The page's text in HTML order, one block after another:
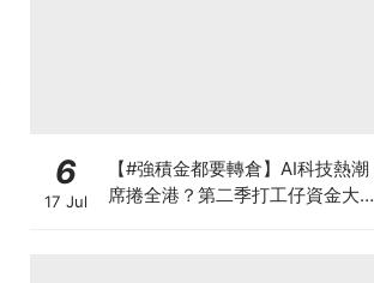
6
17 Jul
【#強積金都要轉倉】AI科技熱潮
席捲全港？第二季打工仔資金大遷